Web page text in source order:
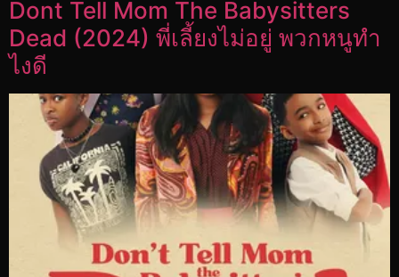
Dont Tell Mom The Babysitters
Dead (2024) พี่เลี้ยงไม่อยู่ พวกหนูทำ
ไงดี